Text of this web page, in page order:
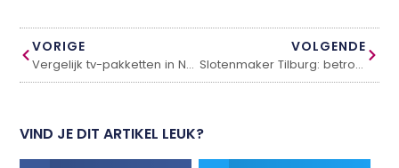
VORIGE
Vergelijk tv-pakketten in Nederland en bespaar op je maandkosten
VOLGENDE
Slotenmaker Tilburg: betrouwbare en snelle slotenservice
VIND JE DIT ARTIKEL LEUK?